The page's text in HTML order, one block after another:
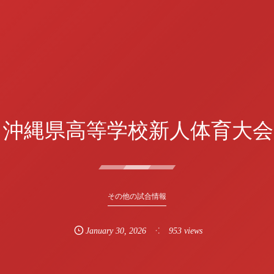
縄県高等学校新人体育大
その他の試合情報
January 30,2026 953 views